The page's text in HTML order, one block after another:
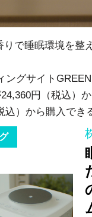
りで睡眠環境を整
ングサイト
円（税込）
）から購入でき